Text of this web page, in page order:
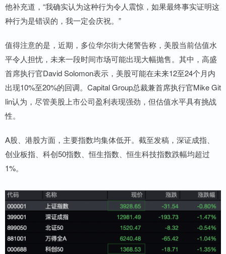
他补充道，“我确实认为这种行为令人震惊，如果最终事实证明这
种行为是错误的，我一定会庆祝。”
值得注意的是，近期，多位华尔街大佬警告称，美股当前估值水
平令人担忧，未来一段时间市场可能出现大幅抛售。其中，高盛
首席执行官David Solomon表示，美股可能在未来12至24个月内
出现10%至20%的回调。Capital Group总裁兼首席执行官Mike Git
lin认为，尽管美股上市公司盈利表现强劲，但估值水平具有挑战
性。
A股、港股方面，主要指数均集体低开。截至发稿，深证成指、
创业板指、科创50指数、恒生指数、恒生科技指数跌幅均超过
1%。